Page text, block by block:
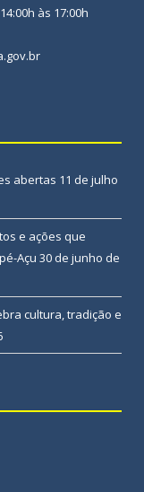
às 17:00h
abertas 11 de julho
e ações que
Açu 30 de junho de
cultura, tradição e